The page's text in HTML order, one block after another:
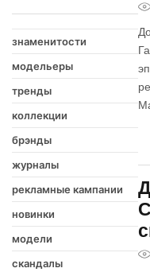
знаменитости
модельеры
тренды
коллекции
брэнды
журналы
рекламные кампании
новинки
модели
скандалы